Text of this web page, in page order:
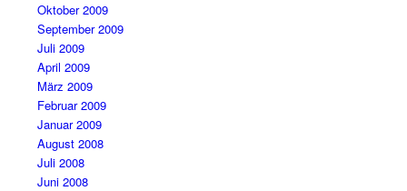
Oktober 2009
September 2009
Juli 2009
April 2009
März 2009
Februar 2009
Januar 2009
August 2008
Juli 2008
Juni 2008